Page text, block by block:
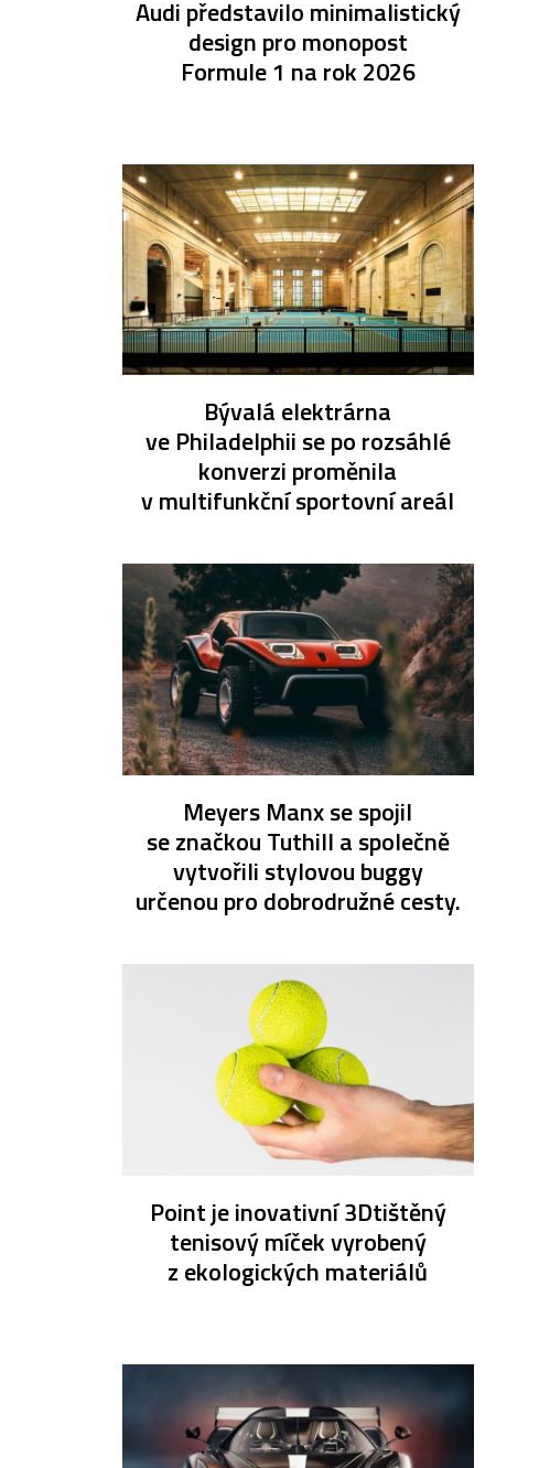
Audi představilo minimalistický
design pro monopost
Formule 1 na rok 2026
Bývalá elektrárna
ve Philadelphii se po rozsáhlé
konverzi proměnila
v multifunkční sportovní areál
Meyers Manx se spojil
se značkou Tuthill a společně
vytvořili stylovou buggy
určenou pro dobrodružné cesty.
Point je inovativní 3Dtištěný
tenisový míček vyrobený
z ekologických materiálů